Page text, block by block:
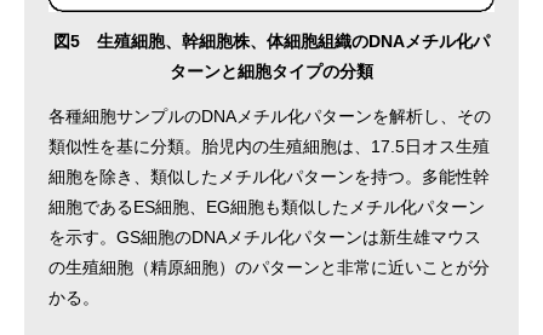
図5 生殖細胞、幹細胞株、体細胞組織のDNAメチル化パ
ターンと細胞タイプの分類
各種細胞サンプルのDNAメチル化パターンを解析し、その
類似性を基に分類。胎児内の生殖細胞は、17.5日オス生殖
細胞を除き、類似したメチル化パターンを持つ。多能性幹
細胞であるES細胞、EG細胞も類似したメチル化パターン
を示す。GS細胞のDNAメチル化パターンは新生雄マウス
の生殖細胞（精原細胞）のパターンと非常に近いことが分
かる。